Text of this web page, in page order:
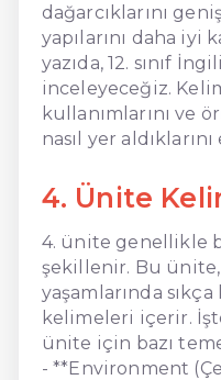
dağarcıklarını
yapılarını daha iyi
yazıda, 12. sınıf
inceleyeceğiz.
kullanımlarını ve
nasıl yer aldıklarını
4. Ünite
4. ünite genellikle
şekillenir. Bu
yaşamlarında
kelimeleri içerir.
ünite için bazı
- **Environment